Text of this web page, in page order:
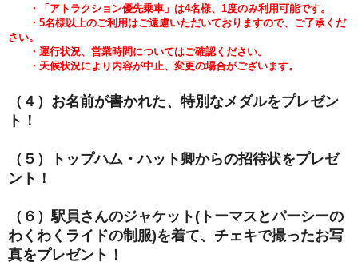
・「アトラクション優先乗車」は4名様、1度のみ利用可能です。
・5名様以上のご利用はご遠慮いただいておりますので、ご了承くだ
さい。
・運行状況、営業時間についてはご確認ください。
・天候状況により内容が中止、変更の場合がございます。
（４）お名前が書かれた、特別なメダルをプレゼン
ト！
（５）トップハム・ハット卿からの招待状をプレゼ
ント！
（６）駅員さんのジャケット(トーマスとパーシーの
わくわくライドの制服)を着て、チェキで撮ったお写
真をプレゼント！